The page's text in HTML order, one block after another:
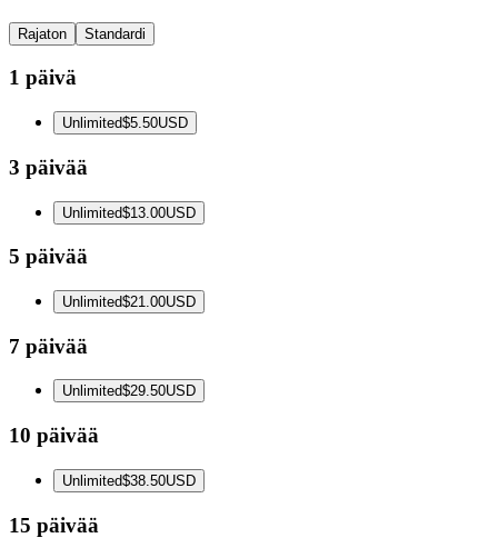
Rajaton Standardi
1 päivä
Unlimited$5.50USD
3 päivää
Unlimited$13.00USD
5 päivää
Unlimited$21.00USD
7 päivää
Unlimited$29.50USD
10 päivää
Unlimited$38.50USD
15 päivää